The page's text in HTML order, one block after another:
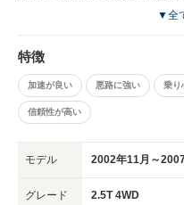
ーター読みで街乗りリッター平
るとして燃費がリッター５．５
要。リッターあたり１７０円の
そんなに！と思うが、仮に似た
純に倍のリッター１１キロ走る車
５．５万円。 ２年乗るなら３１
高級感まで含めた性能の車を
新しいモデルを選ぶのは当然間
コンの温度センサー故障一発で
と調べたものの、純正ナビの画
現在はダッシュボード上等へ設置
り それらでAppleCarPlayを使え
る気がする。 とにかく盗まれまくるランクルをはじめとする新しいSUVを
買うよりも 全高の低さを許容で
のも一つの手かもしれない。 オ
下手すると整備費用まで賄える
まで視野に入れてランクルを検
た結果、偶然出会ったこのXC70へ手を
感もそれなりにあるので所有欲
▼全
特徴
加速が良い 悪路に強い 乗り
信頼性が高い
モデル 2002年11月～
グレード 2.5T 4WD